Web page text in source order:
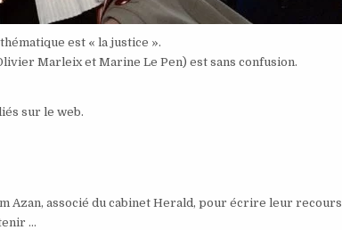
est « la justice ».
Marleix et Marine Le Pen) est sans confusion.
sur le web.
Azan, associé du cabinet Herald, pour écrire leur recours
…